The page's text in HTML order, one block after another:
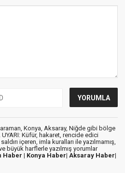
Konya, Aksaray, Niğde gibi bölge
Küfür, hakaret, rencide edici
içeren, imla kuralları ile yazılmamış,
büyük harflerle yazılmış yorumlar
Haber | Konya Haber| Aksaray Haber|